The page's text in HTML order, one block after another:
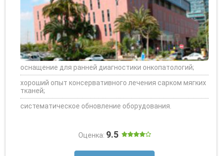
оснащение для ранней диагностики онкопатологий;
хороший опыт консервативного лечения сарком мягких
тканей;
систематическое обновление оборудования.
Оценка: 9.5